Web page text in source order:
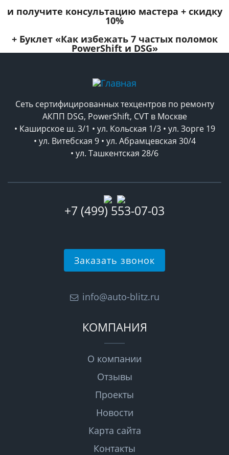
и получите консультацию мастера + скидку
10%
+ Буклет «Как избежать 7 частых поломок
PowerShift и DSG»
Сеть сертифицированных техцентров по ремонту
АКПП DSG, PowerShift, CVT в Москве
• Каширское ш. 3/1 • ул. Кольская 1/3 • ул. Зорге 19
• ул. Витебская 9 • ул. Абрамцевская 30/4
• ул. Ташкентская 28/6
+7 (499) 553-07-03
Заказать звонок
info@auto-blitz.ru
КОМПАНИЯ
О компании
Отзывы
Проекты
Новости
Карта сайта
Контакты